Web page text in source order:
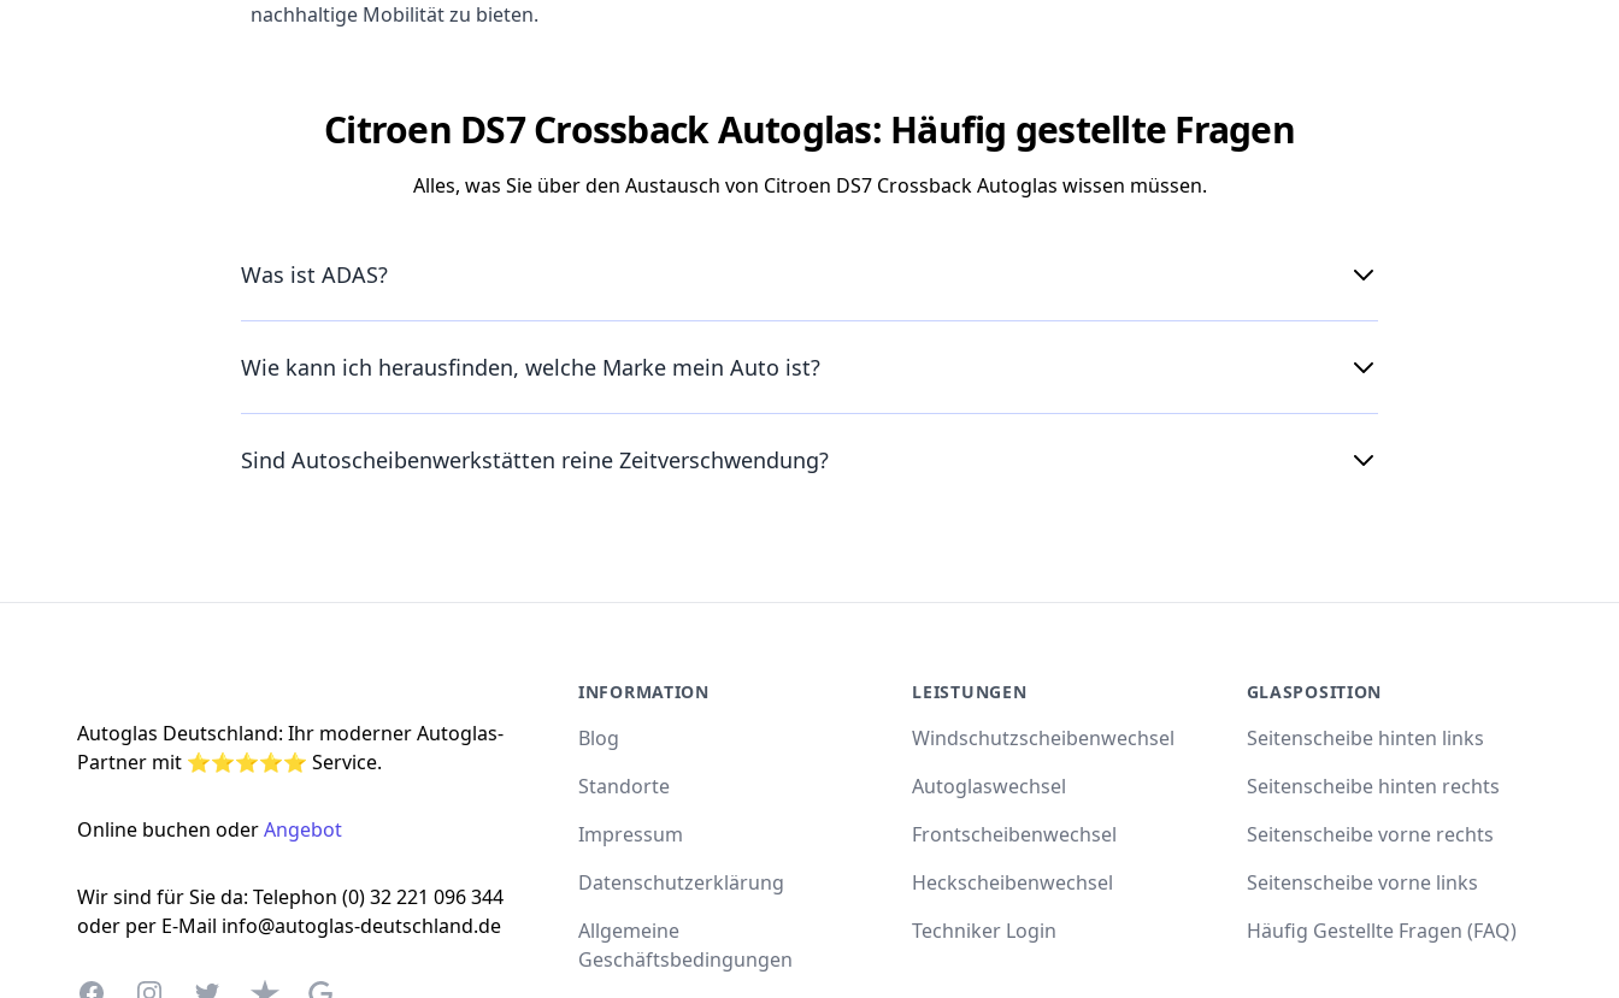
nachhaltige Mobilität zu bieten.
Citroen DS7 Crossback Autoglas: Häufig gestellte Fragen
Alles, was Sie über den Austausch von Citroen DS7 Crossback Autoglas wissen müssen.
Was ist ADAS?
Wie kann ich herausfinden, welche Marke mein Auto ist?
Sind Autoscheibenwerkstätten reine Zeitverschwendung?
Autoglas Deutschland: Ihr moderner Autoglas-
Partner mit ⭐⭐⭐⭐⭐ Service.
Online buchen oderAngebot
Wir sind für Sie da: Telephon (0) 32 221 096 344
oder per E-Mail info@autoglas-deutschland.de
FacebookInstagramTwitterTrustpilotGoogle Business Profile
INFORMATION
Blog
Standorte
Impressum
Datenschutzerklärung
Allgemeine
Geschäftsbedingungen
LEISTUNGEN
Windschutzscheibenwechsel
Autoglaswechsel
Frontscheibenwechsel
Heckscheibenwechsel
Techniker Login
GLASPOSITION
Seitenscheibe hinten links
Seitenscheibe hinten rechts
Seitenscheibe vorne rechts
Seitenscheibe vorne links
Häufig Gestellte Fragen (FAQ)